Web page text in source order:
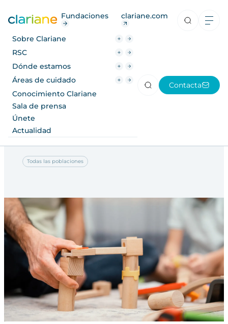
Fundaciones clariane.com
Sobre Clariane
RSC
Dónde estamos
Áreas de cuidado
Conocimiento Clariane
Sala de prensa
Únete
Actualidad
Contacta
Dónde estamos
Áreas de cuidado
Conocimiento Clariane
Sala de prensa
Únete
Actualidad
Material técnico
Guía de Impacto Ocupacional
en Covid19
Comisión Técnica de Salud Mental Grupo 5 (ver
Todas las poblaciones